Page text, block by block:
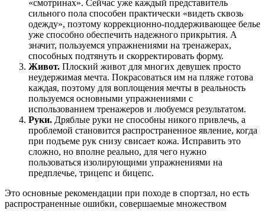
«смотринах». Сейчас уже каждый представитель
сильного пола способен практически «видеть сквозь
одежду», поэтому коррекционно-поддерживающее белье
уже способно обеспечить надежного прикрытия. А
значит, пользуемся упражнениями на тренажерах,
способных подтянуть и скорректировать форму.
Живот. Плоский живот для многих девушек просто
неудержимая мечта. Покрасоваться им на пляже готова
каждая, поэтому для воплощения мечты в реальность
пользуемся основными упражнениями с
использованием тренажеров и любуемся результатом.
Руки. Дряблые руки не способны никого привлечь, а
проблемой становится распространенное явление, когда
при подъеме рук снизу свисает кожа. Исправить это
сложно, но вполне реально, для чего нужно
пользоваться изолирующими упражнениями на
предплечье, трицепс и бицепс.
Это основные рекомендации при походе в спортзал, но есть
распространенные ошибки, совершаемые множеством